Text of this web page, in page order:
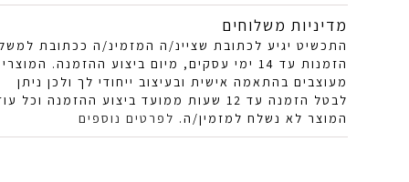
מדיניות משלוחים
התכשיט יגיע לכתובת שציינ/ה המזמינ/ה ככתובת
הזמנות עד 14 ימי עסקים, מיום ביצוע ההזמנה.
מעוצבים בהתאמה אישית ובעיצוב ייחודי לך ולכן ניתן
לבטל הזמנה עד 12 שעות ממועד ביצוע ההזמנה וכל
המוצר לא נשלח למזמין/ה. לפרטים נוספים